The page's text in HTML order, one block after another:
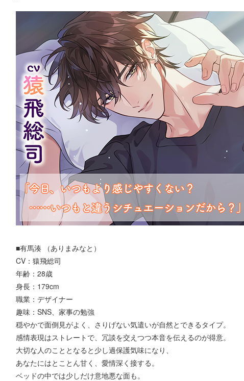
■有馬湊 （ありまみなと）
CV：猿飛総司
年齢：28歳
身長：179cm
職業：デザイナー
趣味：SNS、家事の勉強
穏やかで面倒見がよく、さりげない気遣いが自然とできるタイプ。
感情表現はストレートで、冗談を交えつつ本音を伝えるのが得意。
大切な人のこととなると少し過保護気味になり、
あなたにはとことん甘く、愛情深く接する。
ベッドの中では少しだけ意地悪な面も。